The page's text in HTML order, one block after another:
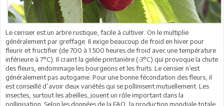
Le cerisier est un arbre rustique, facile à cultiver. On le multiplie
généralement par greffage. Il exige beaucoup de froid en hiver pour
fleurir et fructifier (de 700 à 1 500 heures de froid avec une température
inférieure à 7°C). Il craint la gelée printanière (-3°C) qui provoque la chute
des fleurs, endommage les bourgeons et les fruits. Le cerisier n’est
généralement pas autogame. Pour une bonne fécondation des fleurs, il
est conseillé d’avoir deux variétés qui se pollinisent mutuellement. Les
insectes, surtout les abeilles, jouent un rôle important dans la
pollinisation. Selon les données de la FAO, la production mondiale totale